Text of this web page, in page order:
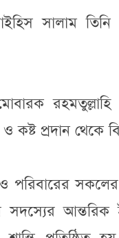
সালাম তিনি
রহমতুল্লাহি
কষ্ট প্রদান থেকে
ও পরিবারের
সদস্যের